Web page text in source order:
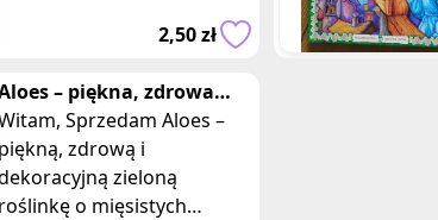
lub ogrodzie? Mamy
rozwiązan2,50 zł
– piękna, zdrowa
o właściwościach
Sprzedam Aloes –
zdrową i
zieloną
o mięsistych